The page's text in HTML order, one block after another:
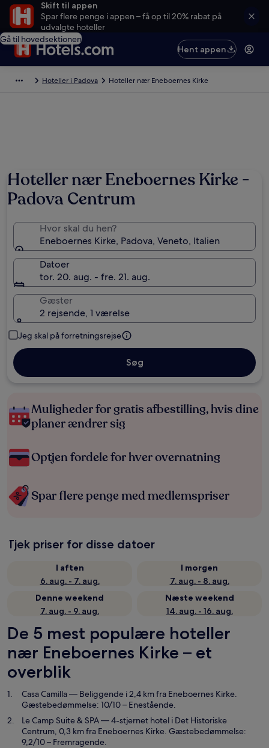
Skift til appen
Spar flere penge i appen – få op til 20% rabat på
udvalgte hoteller
Gå til hovedsektionen
Hent appen
Hoteller i Padova Hoteller nær Eneboernes Kirke
Hoteller nær Eneboernes Kirke -
Padova Centrum
Hvor skal du hen?
Eneboernes Kirke, Padova, Veneto, Italien
Datoer
tor. 20. aug. - fre. 21. aug.
Gæster
2 rejsende, 1 værelse
Jeg skal på forretningsrejse
Søg
Muligheder for gratis afbestilling, hvis dine
planer ændrer sig
Optjen fordele for hver overnatning
Spar flere penge med medlemspriser
Tjek priser for disse datoer
I aften
6. aug. - 7. aug.
I morgen
7. aug. - 8. aug.
Denne weekend
7. aug. - 9. aug.
Næste weekend
14. aug. - 16. aug.
De 5 mest populære hoteller
nær Eneboernes Kirke – et
overblik
Casa Camilla— Beliggende i 2,4 km fra Eneboernes Kirke.
Gæstebedømmelse: 10/10 – Enestående.
Le Camp Suite & SPA— 4-stjernet hotel i Det Historiske
Centrum, 0,3 km fra Eneboernes Kirke. Gæstebedømmelse:
9,2/10 – Fremragende.